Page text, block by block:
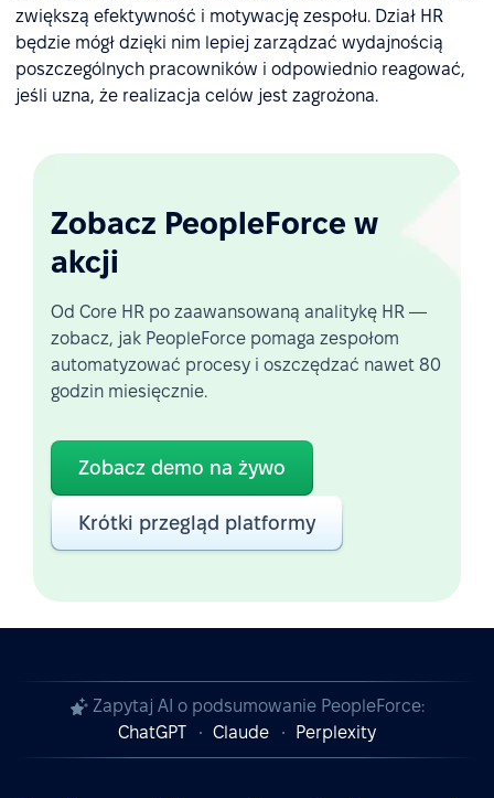
zwiększą efektywność i motywację zespołu. Dział HR
będzie mógł dzięki nim lepiej zarządzać wydajnością
poszczególnych pracowników i odpowiednio reagować,
jeśli uzna, że realizacja celów jest zagrożona.
Zobacz PeopleForce w
akcji
Od Core HR po zaawansowaną analitykę HR —
zobacz, jak PeopleForce pomaga zespołom
automatyzować procesy i oszczędzać nawet 80
godzin miesięcznie.
Zobacz demo na żywo
Krótki przegląd platformy
Zapytaj AI o podsumowanie PeopleForce:
ChatGPT
Claude Perplexity